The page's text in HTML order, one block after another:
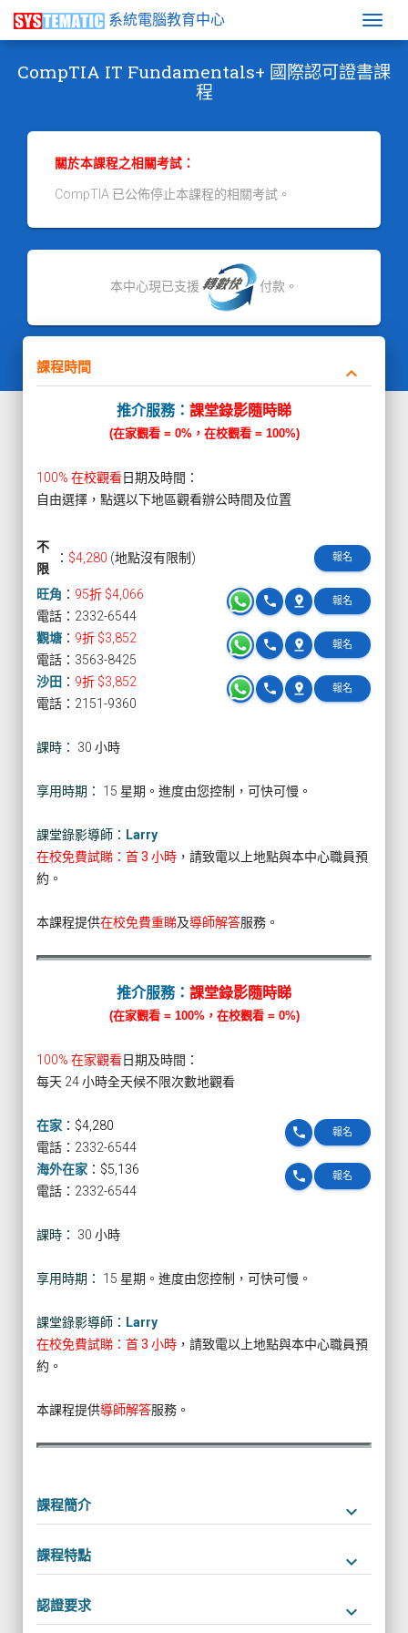
系統電腦教育中心
CompTIA IT Fundamentals+ 國際認可證書課
程
關於本課程之相關考試：
CompTIA 已公佈停止本課程的相關考試。
本中心現已支援 付款。
課程時間 keyboard_arrow_down
推介服務： 課堂錄影隨時睇
(在家觀看 = 0%，在校觀看 = 100%)
100% 在校觀看日期及時間：
自由選擇，點選以下地區觀看辦公時間及位置
不
限
： $4,280 (地點沒有限制) 報名
旺角 ： 95折 $4,066 報名
pin_drop
phone
電話：2332-6544
觀塘 ： 9折 $3,852 報名
pin_drop
phone
電話：3563-8425
沙田 ： 9折 $3,852 報名
pin_drop
phone
電話：2151-9360
課時： 30 小時
享用時期： 15 星期。進度由您控制，可快可慢。
課堂錄影導師： Larry
在校免費試睇：首 3 小時 ，請致電以上地點與本中心職員預
約。
本課程提供在校免費重睇及導師解答服務。
推介服務： 課堂錄影隨時睇
(在家觀看 = 100%，在校觀看 = 0%)
100% 在家觀看日期及時間：
每天 24 小時全天候不限次數地觀看
在家 ： $4,280 報名
phone
電話：2332-6544
海外在家 ： $5,136 報名
phone
電話：2332-6544
課時： 30 小時
享用時期： 15 星期。進度由您控制，可快可慢。
課堂錄影導師： Larry
在校免費試睇：首 3 小時 ，請致電以上地點與本中心職員預
約。
本課程提供導師解答服務。
課程簡介 keyboard_arrow_down
課程特點 keyboard_arrow_down
認證要求 keyboard_arrow_down